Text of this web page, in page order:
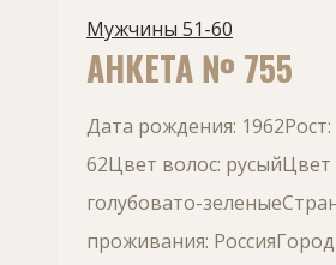
Мужчины 51-60
АНКЕТА № 755
Дата рождения: 1962Рост:
62Цвет волос: русыйЦвет
голубовато-
проживания: РоссияГород